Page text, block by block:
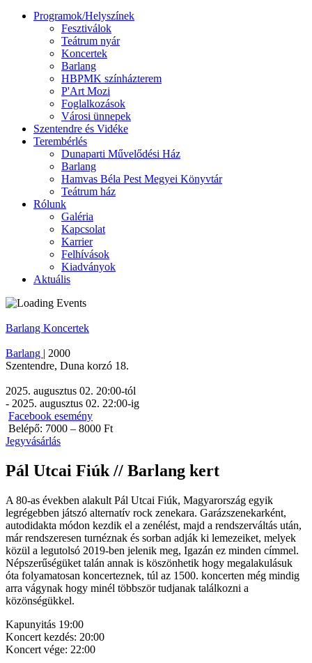
Programok/Helyszínek
Fesztiválok
Teátrum nyár
Koncertek
Barlang
HBPMK színházterem
P'Art Mozi
Foglalkozások
Városi ünnepek
Szentendre és Vidéke
Terembérlés
Dunaparti Művelődési Ház
Barlang
Hamvas Béla Pest Megyei Könyvtár
Teátrum ház
Rólunk
Galéria
Kapcsolat
Karrier
Felhívások
Kiadványok
Aktuális
Barlang Koncertek
Barlang | 2000
Szentendre, Duna korzó 18.
2025. augusztus 02. 20:00-tól
- 2025. augusztus 02. 22:00-ig
Facebook esemény
Belépő: 7000 – 8000 Ft
Jegyvásárlás
Pál Utcai Fiúk // Barlang kert
A 80-as években alakult Pál Utcai Fiúk, Magyarország egyik
legrégebben játszó alternatív rock zenekara. Garázszenekarként,
autodidakta módon kezdik el a zenélést, majd a rendszerváltás után,
már rendszeresen turnéznak és sorban adják ki lemezeiket, melyek
közül a legutolsó 2019-ben jelenik meg, Igazán ez minden címmel.
Népszerűségüket talán annak is köszönhetik hogy megalakulásuk
óta folyamatosan koncerteznek, túl az 1500. koncerten még mindig
arra vágynak hogy minél többször tudjanak találkozni a
közönségükkel.
Kapunyitás 19:00
Koncert kezdés: 20:00
Koncert vége: 22:00